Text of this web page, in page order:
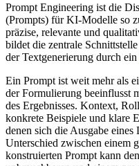
Prompt Engineering ist die
(Prompts) für KI-Modelle so
präzise, relevante und
bildet die zentrale
der Textgenerierung durch ein
Ein Prompt ist weit mehr als
der Formulierung beeinflusst
des Ergebnisses. Kontext,
konkrete Beispiele und klare
denen sich die Ausgabe
Unterschied zwischen einem
konstruierten Prompt kann